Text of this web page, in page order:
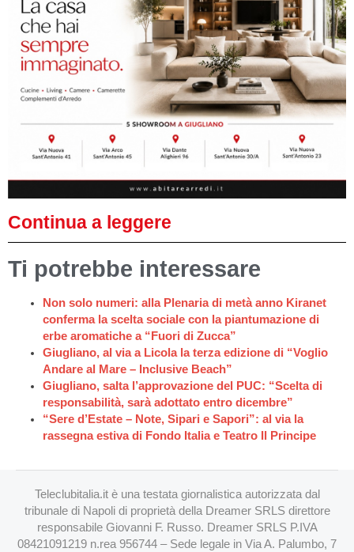
Continua a leggere
Ti potrebbe interessare
Non solo numeri: alla Plenaria di metà anno Kiranet
conferma la scelta sociale con la piantumazione di
erbe aromatiche a “Fuori di Zucca”
Giugliano, al via a Licola la terza edizione di “Voglio
Andare al Mare – Inclusive Beach”
Giugliano, salta l’approvazione del PUC: “Scelta di
responsabilità, sarà adottato entro dicembre”
“Sere d’Estate – Note, Sipari e Sapori”: al via la
rassegna estiva di Fondo Italia e Teatro Il Principe
Teleclubitalia.it è una testata giornalistica autorizzata dal
tribunale di Napoli di proprietà della Dreamer SRLS direttore
responsabile Giovanni F. Russo. Dreamer SRLS P.IVA
08421091219 n.rea 956744 – Sede legale in Via A. Palumbo, 7